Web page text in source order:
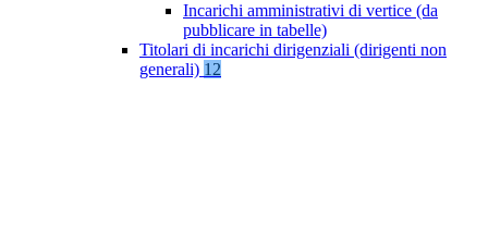
Incarichi amministrativi di vertice (da
pubblicare in tabelle)
Titolari di incarichi dirigenziali (dirigenti non
generali) 12